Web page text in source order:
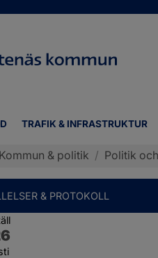
TRAFIK & INFRASTRUKTUR
Kommun & politik / Politik
& PROTOKOLL